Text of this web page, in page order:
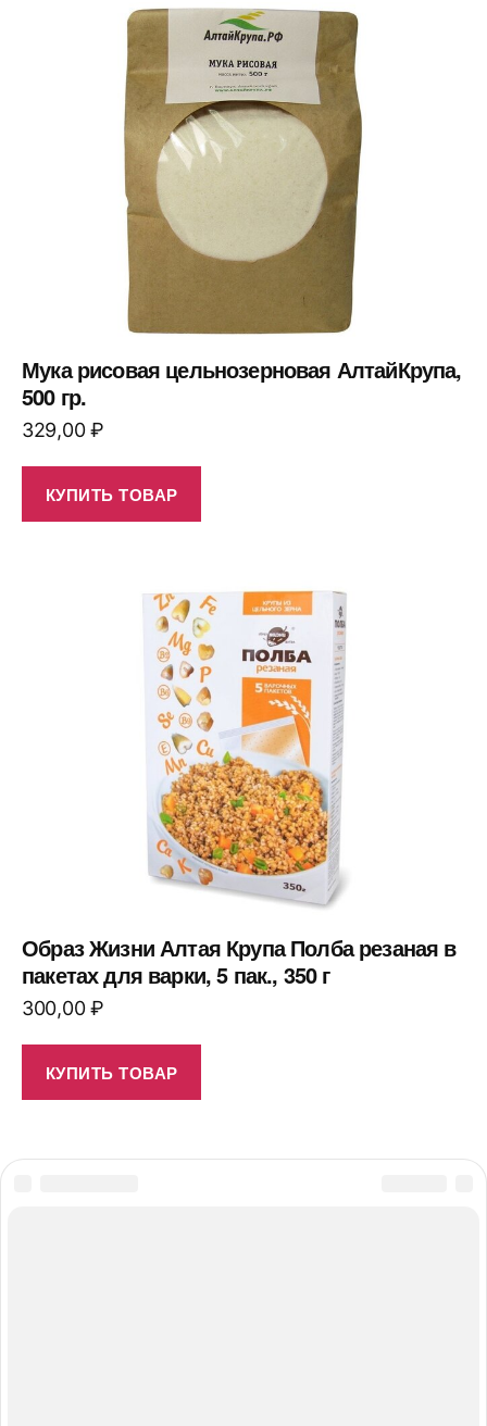
Мука рисовая цельнозерновая АлтайКрупа,
500 гр.
329,00₽
КУПИТЬ ТОВАР
Образ Жизни Алтая Крупа Полба резаная в
пакетах для варки, 5 пак., 350 г
300,00₽
КУПИТЬ ТОВАР